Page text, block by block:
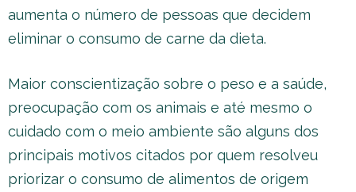
aumenta o número de pessoas que decidem
eliminar o consumo de carne da dieta.
Maior conscientização sobre o peso e a saúde,
preocupação com os animais e até mesmo o
cuidado com o meio ambiente são alguns dos
principais motivos citados por quem resolveu
priorizar o consumo de alimentos de origem